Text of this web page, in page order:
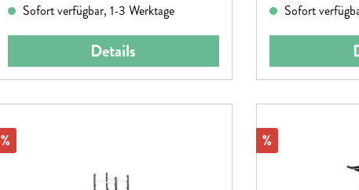
Sofort verfügbar, 1-3 Werktage
Details
Sofort
Rabatt
% Rabatt
%